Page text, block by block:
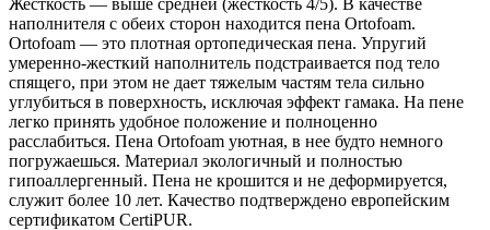
наполнителя с обеих сторон находится пена Ortofoam.
Ortofoam — это плотная ортопедическая пена. Упругий
умеренно-жесткий наполнитель подстраивается под тело
спящего, при этом не дает тяжелым частям тела сильно
углубиться в поверхность, исключая эффект гамака. На пене
легко принять удобное положение и полноценно
расслабиться. Пена Ortofoam уютная, в нее будто немного
погружаешься. Материал экологичный и полностью
гипоаллергенный. Пена не крошится и не деформируется,
служит более 10 лет. Качество подтверждено европейским
сертификатом CertiPUR.